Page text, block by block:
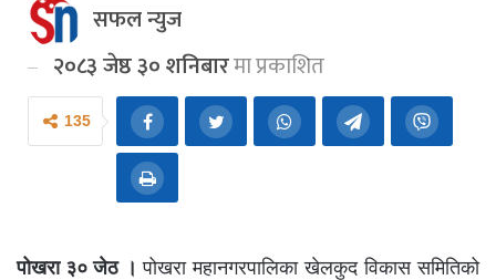
सफल न्युज
२०८३ जेष्ठ ३० शनिबारमा प्रकाशित
135
पोखरा ३० जेठ ।पोखरा महानगरपालिका खेलकुद विकास समितिको